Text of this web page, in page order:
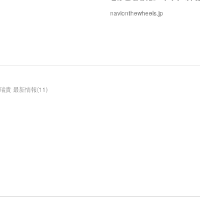
navionthewheels.jp
貴 最新情報(11)